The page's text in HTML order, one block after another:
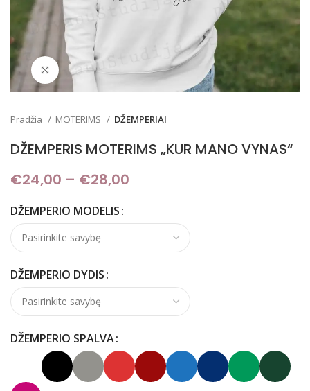
Padidinti
Pradžia MOTERIMS DŽEMPERIAI
DŽEMPERIS MOTERIMS „KUR MANO VYNAS“
€24,00 – €28,00
DŽEMPERIO MODELIS
DŽEMPERIO DYDIS
DŽEMPERIO SPALVA